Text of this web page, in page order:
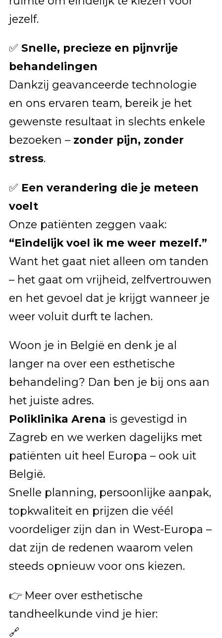
jezelf.
✅ Snelle, precieze en pijnvrije
behandelingen
Dankzij geavanceerde technologie
en ons ervaren team, bereik je het
gewenste resultaat in slechts enkele
bezoeken – zonder pijn, zonder
stress.
✅ Een verandering die je meteen
voelt
Onze patiënten zeggen vaak:
“Eindelijk voel ik me weer mezelf.”
Want het gaat niet alleen om tanden
– het gaat om vrijheid, zelfvertrouwen
en het gevoel dat je krijgt wanneer je
weer voluit durft te lachen.
Woon je in België en denk je al
langer na over een esthetische
behandeling? Dan ben je bij ons aan
het juiste adres.
Poliklinika Arena is gevestigd in
Zagreb en we werken dagelijks met
patiënten uit heel Europa – ook uit
België.
Snelle planning, persoonlijke aanpak,
topkwaliteit en prijzen die véél
voordeliger zijn dan in West-Europa –
dat zijn de redenen waarom velen
steeds opnieuw voor ons kiezen.
👉 Meer over esthetische
tandheelkunde vind je hier:
🔗